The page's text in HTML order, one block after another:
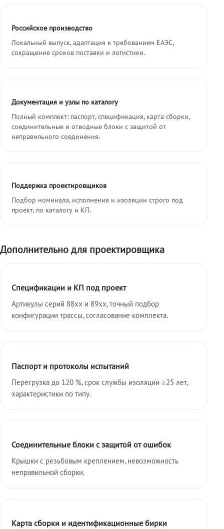
Российское производство
Локальный выпуск, адаптация к требованиям ЕАЭС,
сокращение сроков поставки и логистики.
Документация и узлы по каталогу
Полный комплект: паспорт, спецификация, карта сборки,
соединительные и отводные блоки с защитой от
неправильного соединения.
Поддержка проектировщиков
Подбор номинала, исполнения и изоляции строго под
проект, по каталогу и КП.
Дополнительно для проектировщика
Спецификации и КП под проект
Артикулы серий 88xx и 89xx, точный подбор
конфигурации трассы, согласование комплекта.
Паспорт и протоколы испытаний
Перегрузка до 120 %, срок службы изоляции ≥25 лет,
характеристики по типу.
Соединительные блоки с защитой от ошибок
Крышки с резьбовым креплением, невозможность
неправильной сборки.
Карта сборки и идентификационные бирки